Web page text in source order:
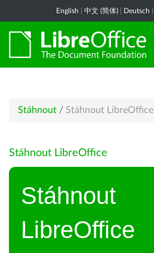
English 中文 (简体) Deutsch
Stáhnout / Stáhnout LibreOffice
Stáhnout LibreOffice
Stáhnout
LibreOffice